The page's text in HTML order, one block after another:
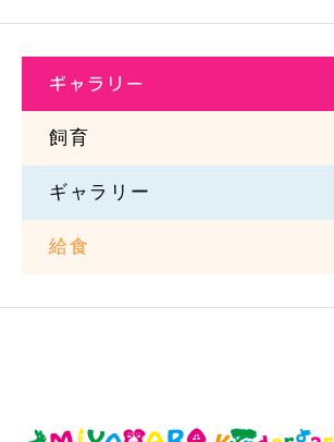
ギャラリー
飼育
ギャラリー
給食